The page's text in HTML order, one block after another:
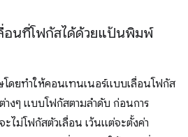
อนที่โฟกัสได้ด้วยแป้นพิมพ์
โดยทำให้คอนเทนเนอร์แบบเลื่อนโฟกัส
างๆ แบบโฟกัสตามลำดับ ก่อนการ
ไม่โฟกัสตัวเลื่อน เว้นแต่จะตั้งค่า